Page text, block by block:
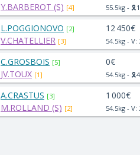
Y.BARBEROT (S) [4] 55.5kg -
L.POGGIONOVO [2]
V.CHATELLIER [3]
12 450€
54.5kg -
C.GROSBOIS [5]
JV.TOUX [1]
0€
54.5kg - 🎗️4
A.CRASTUS [3]
M.ROLLAND (S) [2]
1 000€
54.5kg -